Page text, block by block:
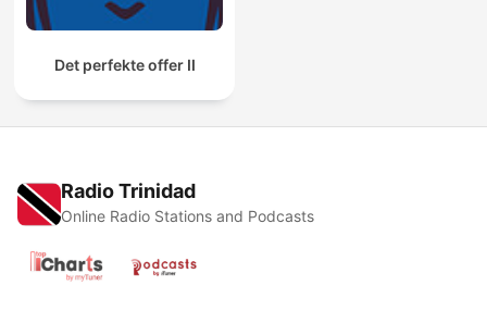
Det perfekte offer II
Radio Trinidad
Online Radio Stations and Podcasts